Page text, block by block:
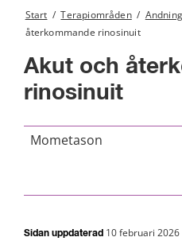
Start / Terapiområden /
återkommande rinosinuit
Akut och
rinosinuit
Mometason
Sidan uppdaterad 10 februari 2026